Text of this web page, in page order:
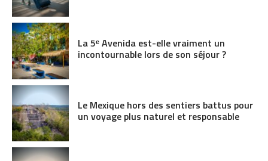
La 5ᵉ Avenida est-elle vraiment un
incontournable lors de son séjour ?
Le Mexique hors des sentiers battus pour
un voyage plus naturel et responsable